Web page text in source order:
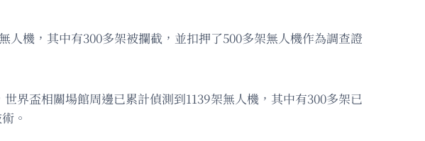
機，其中有300多架被攔截，並扣押了500多架無人機作為調查證
界盃相關場館周邊已累計偵測到1139架無人機，其中有300多架已
。